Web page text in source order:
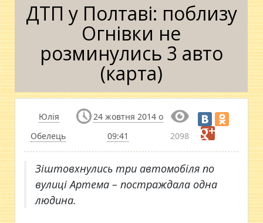
ДТП у Полтаві: поблизу
Огнівки не
розминулись 3 авто
(карта)
Юлія
Обелець
24 жовтня 2014 о
09:41
2098
Зіштовхнулись три автомобіля по
вулиці Артема – постраждала одна
людина.